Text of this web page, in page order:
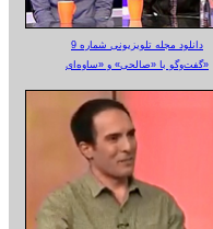
دانلود مجله تلویزیونی شماره 9
گفت‌وگو با «صالحی» و «ساوه‌ای»